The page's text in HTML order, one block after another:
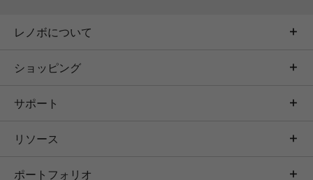
スト、3D 効果、サウンドトラック、トランジシ
ョンなどを写真や動画に追加するツールを利用で
対する新たな防御策を備え、安心して使用できま
排気した熱が再吸気されにくい設計で、本体を効
レノボについて
ショッピング
サポート
リソース
ポートフォリオ